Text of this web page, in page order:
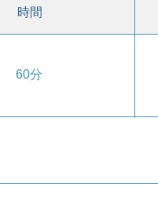
時間
60分